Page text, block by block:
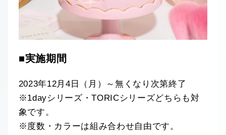
■実施期間
2023年12月4日（月）～無くなり次第終了
※1dayシリーズ・TORICシリーズどちらも対
象です。
※度数・カラーは組み合わせ自由です。